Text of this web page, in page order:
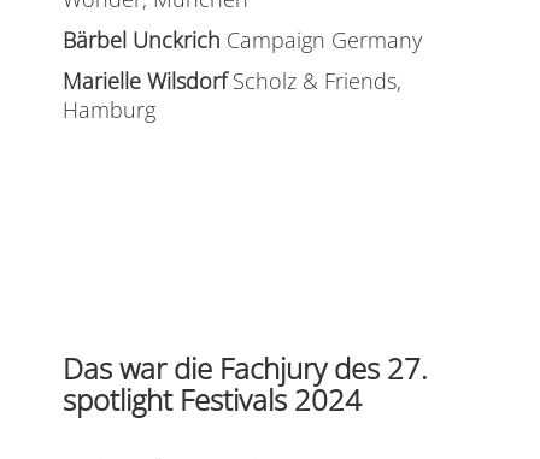
Bärbel Unckrich Campaign Germany
Marielle WilsdorfScholz & Friends,
Hamburg
Das war die Fachjury des 27.
spotlight Festivals 2024